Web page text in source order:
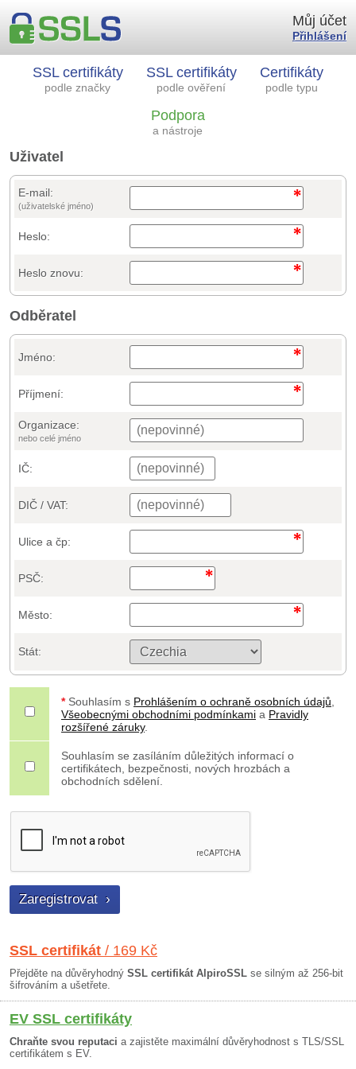
SSL certifikáty
podle značky
SSL certifikáty
podle ověření
Certifikáty
podle typu
Podpora
a nástroje
Můj účet
Přihlášení
Uživatel
E-mail:
(uživatelské jméno)
Heslo:
Heslo znovu:
Odběratel
Jméno:
Příjmení:
Organizace:
nebo celé jméno
IČ:
DIČ / VAT:
Ulice a čp:
PSČ:
Město:
Stát:
* Souhlasím s Prohlášením o ochraně osobních údajů
Všeobecnými obchodními podmínkami a Pravidly
rozšířené záruky.
Souhlasím se zasíláním důležitých informací o
certifikátech, bezpečnosti, nových hrozbách a
obchodních sdělení.
SSL certifikát / 169 Kč
Přejděte na důvěryhodný SSL certifikát AlpiroSSL se silným až 256-bit
šifrováním a ušetřete.
EV SSL certifikáty
Chraňte svou reputaci a zajistěte maximální důvěryhodnost s TLS/SSL
certifikátem s EV.